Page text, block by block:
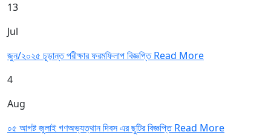
13
Jul
জুন/২০২৫ চূড়ান্ত পরীক্ষার ফরমফিলাপ বিজ্ঞপ্তিRead More
4
Aug
০৫ আগষ্ট জুলাই গণঅভ্যত্থান দিবস এর ছুটির বিজ্ঞপ্তিRead More